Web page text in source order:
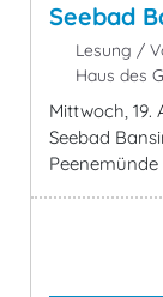
Seebad
Lesung /
Haus des
Mittwoch, 19.
Seebad
Peenemünde